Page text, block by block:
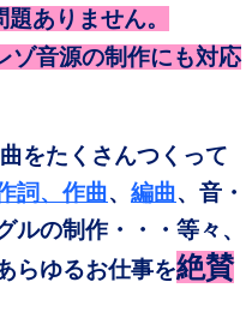
ありません。
ゾ音源の制作にも対応
をたくさんつくって
詞、作曲、 編曲、音・
ルの制作・・・等々、
らゆるお仕事を絶賛